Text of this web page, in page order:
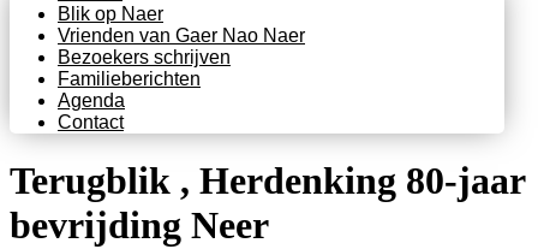
Blik op Naer
Vrienden van Gaer Nao Naer
Bezoekers schrijven
Familieberichten
Agenda
Contact
Terugblik , Herdenking 80-jaar
bevrijding Neer